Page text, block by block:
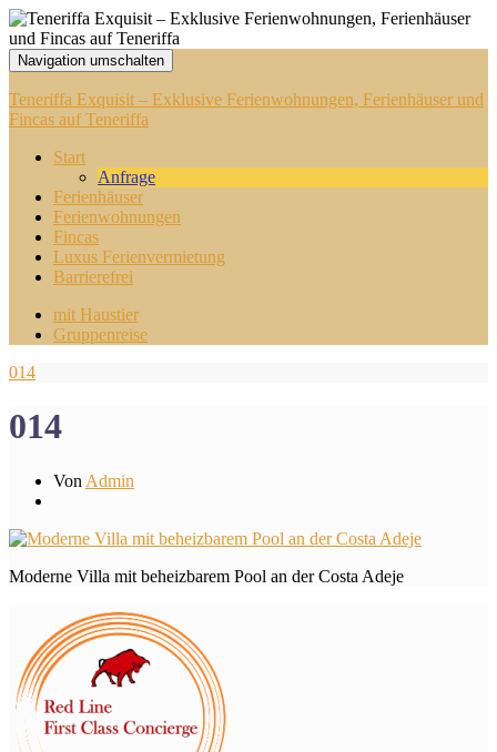
Navigation umschalten
Teneriffa Exquisit – Exklusive Ferienwohnungen, Ferienhäuser und
Fincas auf Teneriffa
Start
Anfrage
Ferienhäuser
Ferienwohnungen
Fincas
Luxus Ferienvermietung
Barrierefrei
mit Haustier
Gruppenreise
014
014
Von Admin
Moderne Villa mit beheizbarem Pool an der Costa Adeje